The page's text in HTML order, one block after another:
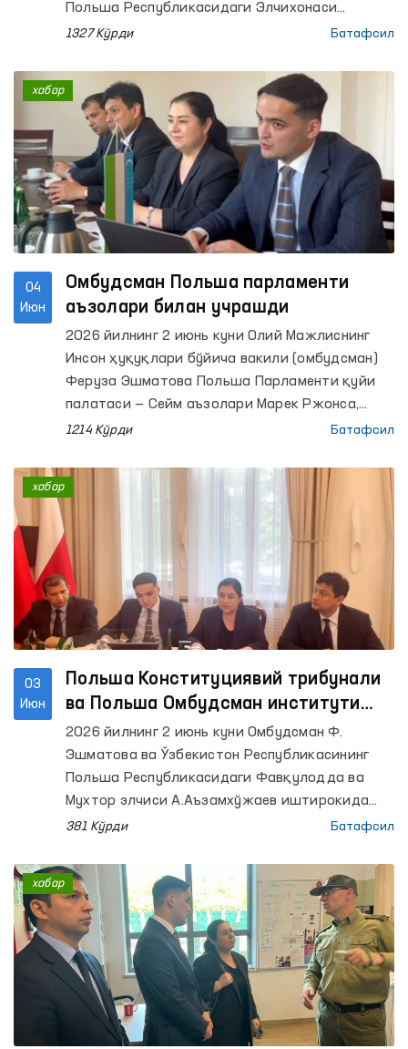
Польша Республикасидаги Элчихонаси
вакиллари иштирокида Польшада вақтинча
Ўзбекистон фуқаролари билан жойига чиққан
ҳолда учрашилди.
1327 Кўрди Батафсил
04
Июн
Омбудсман Польша парламенти
аъзолари билан учрашди
2026 йилнинг 2 июнь куни Олий Мажлиснинг
Инсон ҳуқуқлари бўйича вакили (омбудсман)
Феруза Эшматова Польша Парламенти қуйи
палатаси — Сейм аъзолари Марек Ржонса,
Ванда Новицка ҳамда Алиция Лепковска-
1214 Кўрди Батафсил
хабар
03
Июн
Польша Конституциявий трибунали
ва Польша Омбудсман институти
вакиллари билан мулоқот
2026 йилнинг 2 июнь куни Омбудсман Ф.
Эшматова ва Ўзбекистон Республикасининг
Польша Республикасидаги Фавқулодда ва
Мухтор элчиси А.Аъзамхўжаев иштирокида
Польша Республикаси Конституциявий
ўринбосари Бартломей Соханьский билан
учрашув ўтказди.
381 Кўрди Батафсил
хабар
хабар